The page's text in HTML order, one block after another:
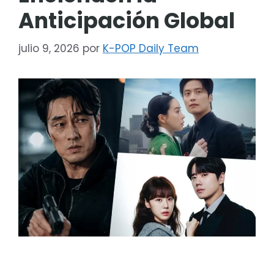
Anticipación Global
julio 9, 2026 por K-POP Daily Team